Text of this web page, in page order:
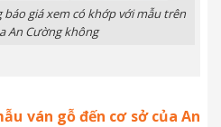
giá xem có khớp với mẫu trên
An Cường không
ván gỗ đến cơ sở của An